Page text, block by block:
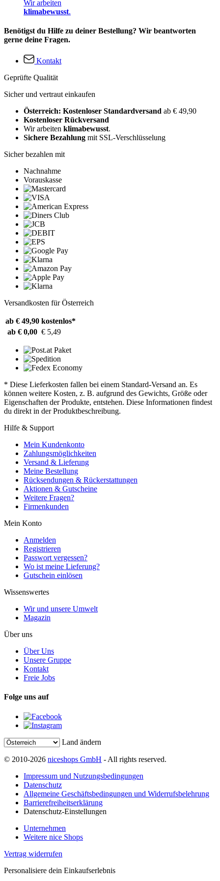
Wir arbeiten
klimabewusst.
Benötigst du Hilfe zu deiner Bestellung? Wir beantworten
gerne deine Fragen.
Kontakt
Geprüfte Qualität
Sicher und vertraut einkaufen
Österreich: Kostenloser Standardversand ab € 49,90
Kostenloser Rückversand
Wir arbeiten klimabewusst.
Sichere Bezahlung mit SSL-Verschlüsselung
Sicher bezahlen mit
Nachnahme
Vorauskasse
Versandkosten für Österreich
ab € 49,90 kostenlos*
ab € 0,00 € 5,49
* Diese Lieferkosten fallen bei einem Standard-Versand an. Es
können weitere Kosten, z. B. aufgrund des Gewichts, Größe oder
Eigenschaften der Produkte, entstehen. Diese Informationen findest
du direkt in der Produktbeschreibung.
Hilfe & Support
Mein Kundenkonto
Zahlungsmöglichkeiten
Versand & Lieferung
Meine Bestellung
Rücksendungen & Rückerstattungen
Aktionen & Gutscheine
Weitere Fragen?
Firmenkunden
Mein Konto
Anmelden
Registrieren
Passwort vergessen?
Wo ist meine Lieferung?
Gutschein einlösen
Wissenswertes
Wir und unsere Umwelt
Magazin
Über uns
Über Uns
Unsere Gruppe
Kontakt
Freie Jobs
Folge uns auf
Land ändern
© 2010-2026 niceshops GmbH - All rights reserved.
Impressum und Nutzungsbedingungen
Datenschutz
Allgemeine Geschäftsbedingungen und Widerrufsbelehrung
Barrierefreiheitserklärung
Datenschutz-Einstellungen
Unternehmen
Weitere nice Shops
Vertrag widerrufen
Personalisiere dein Einkaufserlebnis